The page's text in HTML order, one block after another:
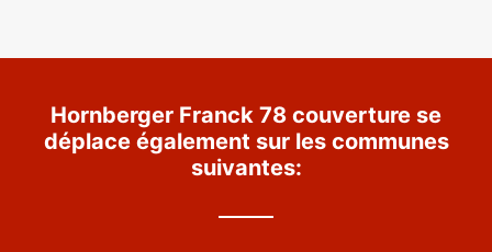
Hornberger Franck 78 couverture se
déplace également sur les communes
suivantes: